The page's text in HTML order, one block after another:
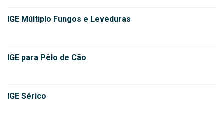
IGE Múltiplo Fungos e Leveduras
IGE para Pêlo de Cão
IGE Sérico